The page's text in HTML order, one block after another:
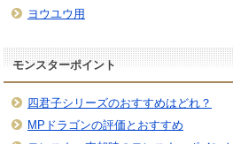
ヨウユウ用
モンスターポイント
四君子シリーズのおすすめはどれ？
MPドラゴンの評価とおすすめ